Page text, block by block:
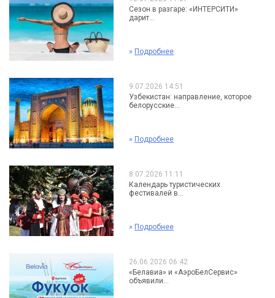
Сезон в разгаре: «ИНТЕРСИТИ»
дарит...
» Подробнее
9.07.2026 14:51
Узбекистан: направление, которое
белорусские...
» Подробнее
8.07.2026 11:11
Календарь туристических
фестивалей в...
» Подробнее
26.06.2026 06:42
«Белавиа» и «АэроБелСервис»
объявили...